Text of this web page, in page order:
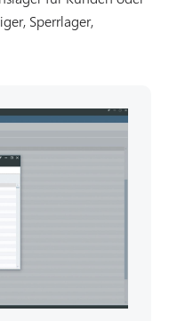
Sperrlager,